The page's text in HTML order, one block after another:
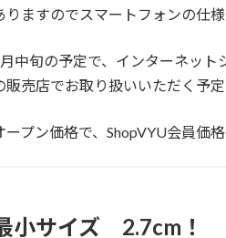
りますのでスマートフォンの仕様
中旬の予定で、インターネット
販売店でお取り扱いいただく予定
ープン価格で、ShopVYU会員価
小サイズ 2.7cm！